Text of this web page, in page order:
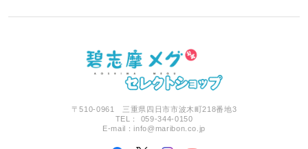
〒510-0961 三重県四日市市波木町218番地3
TEL： 059-344-0150
E-mail：info@maribon.co.jp